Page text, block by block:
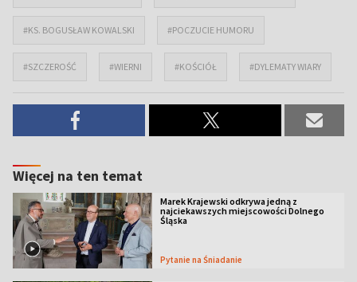
#KS. BOGUSŁAW KOWALSKI #POCZUCIE HUMORU
#SZCZEROŚĆ #WIERNI #KOŚCIÓŁ #DYLEMATY WIARY
Więcej na ten temat
Marek Krajewski odkrywa jedną z
najciekawszych miejscowości Dolnego
Śląska
Pytanie na Śniadanie